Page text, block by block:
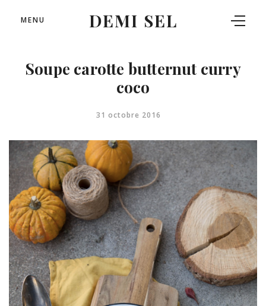
DEMI SEL
MENU
Soupe carotte butternut curry
coco
31 octobre 2016